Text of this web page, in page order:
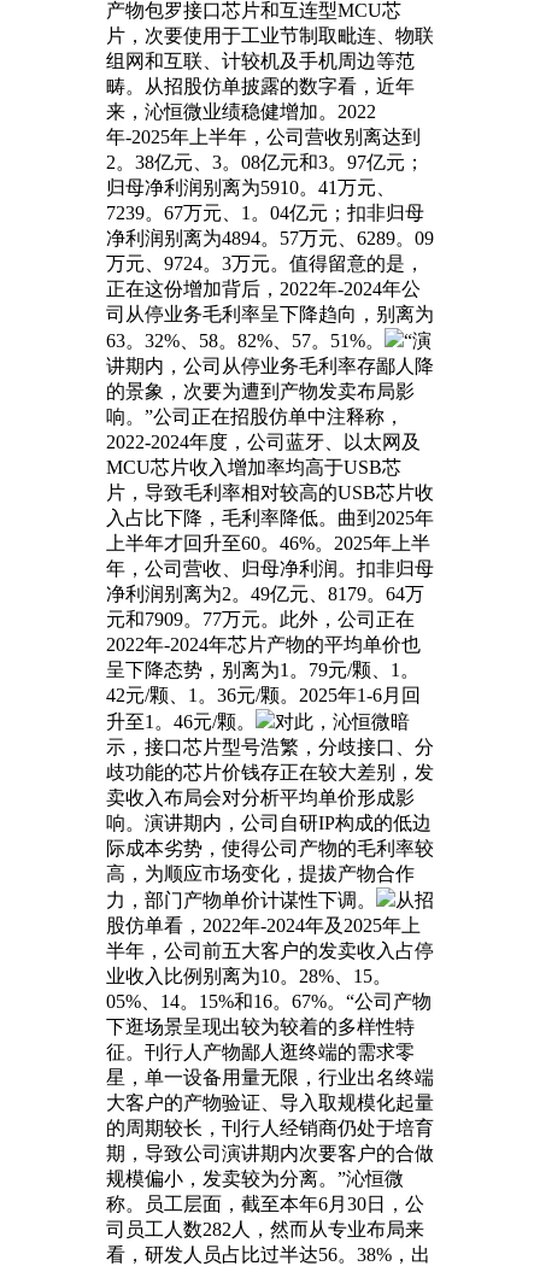
产物包罗接口芯片和互连型MCU芯
片，次要使用于工业节制取毗连、物联
组网和互联、计较机及手机周边等范
畴。从招股仿单披露的数字看，近年
来，沁恒微业绩稳健增加。2022
年-2025年上半年，公司营收别离达到
2。38亿元、3。08亿元和3。97亿元；
归母净利润别离为5910。41万元、
7239。67万元、1。04亿元；扣非归母
净利润别离为4894。57万元、6289。09
万元、9724。3万元。值得留意的是，
正在这份增加背后，2022年-2024年公
司从停业务毛利率呈下降趋向，别离为
63。32%、58。82%、57。51%。
“演
讲期内，公司从停业务毛利率存鄙人降
的景象，次要为遭到产物发卖布局影
响。”公司正在招股仿单中注释称，
2022-2024年度，公司蓝牙、以太网及
MCU芯片收入增加率均高于USB芯
片，导致毛利率相对较高的USB芯片收
入占比下降，毛利率降低。曲到2025年
上半年才回升至60。46%。2025年上半
年，公司营收、归母净利润。扣非归母
净利润别离为2。49亿元、8179。64万
元和7909。77万元。此外，公司正在
2022年-2024年芯片产物的平均单价也
呈下降态势，别离为1。79元/颗、1。
42元/颗、1。36元/颗。2025年1-6月回
升至1。46元/颗。
对此，沁恒微暗
示，接口芯片型号浩繁，分歧接口、分
歧功能的芯片价钱存正在较大差别，发
卖收入布局会对分析平均单价形成影
响。演讲期内，公司自研IP构成的低边
际成本劣势，使得公司产物的毛利率较
高，为顺应市场变化，提拔产物合作
力，部门产物单价计谋性下调。
从招
股仿单看，2022年-2024年及2025年上
半年，公司前五大客户的发卖收入占停
业收入比例别离为10。28%、15。
05%、14。15%和16。67%。“公司产物
下逛场景呈现出较为较着的多样性特
征。刊行人产物鄙人逛终端的需求零
星，单一设备用量无限，行业出名终端
大客户的产物验证、导入取规模化起量
的周期较长，刊行人经销商仍处于培育
期，导致公司演讲期内次要客户的合做
规模偏小，发卖较为分离。”沁恒微
称。员工层面，截至本年6月30日，公
司员工人数282人，然而从专业布局来
看，研发人员占比过半达56。38%，出